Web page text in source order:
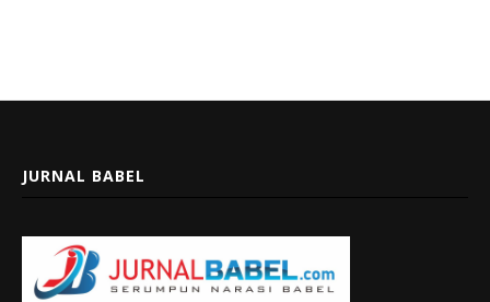
JURNAL BABEL